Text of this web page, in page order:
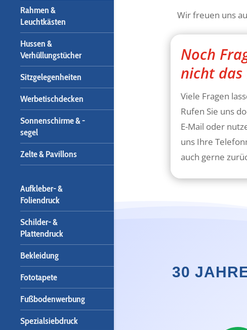
Rahmen &
Leuchtkästen
Hussen &
Verhüllungstücher
Sitzgelegenheiten
Werbetischdecken
Sonnenschirme & -
segel
Zelte & Pavillons
Aufkleber- &
Foliendruck
Schilder- &
Plattendruck
Bekleidung
Fototapete
Fußbodenwerbung
Spezialsiebdruck
Wir freuen uns
Noch
nicht das
Viele Fragen
Rufen Sie uns
E-Mail oder
uns Ihre
auch gerne
30